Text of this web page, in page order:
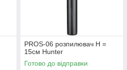
PROS-06 розпилювач Н =
15см Hunter
Готово до відправки